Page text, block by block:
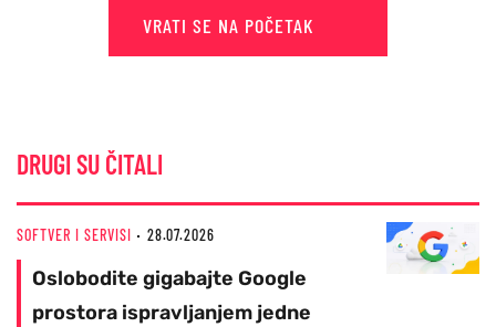
VRATI SE NA POČETAK
DRUGI SU ČITALI
SOFTVER I SERVISI 28.07.2026
Oslobodite gigabajte Google
prostora ispravljanjem jedne